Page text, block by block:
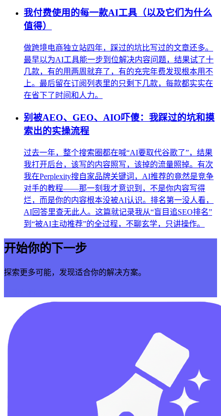
我付费使用的每一款AI工具（以及它们为什么
值得）
做跨境电商独立站四年，踩过的坑比写过的文章还多。
最早以为AI工具能一步到位解决内容问题，结果试了十
几款，有的用两周就弃了，有的充完年费发现根本用不
上。最后留在订阅列表里的只剩下几款，每款都实实在
在省下了时间和人力。
别被AEO、GEO、AIO吓傻：我踩过的坑和摸
索出的实操流程
过去一年，整个搜索圈都在喊“AI要取代谷歌了”，结果
我打开后台，该写的内容照写，该掉的流量照掉。有次
我在Perplexity搜自家品牌关键词，AI推荐的竟然是竞争
对手的教程——那一刻我才意识到，不是你内容写得
烂，而是你的内容根本没被AI认识。排名第一没人看，
AI回答里查无此人。这篇就记录我从“盲目追SEO排名”
到“被AI主动推荐”的全过程，不聊玄学，只讲操作。
开始你的下一步
探索更多可能，发现适合你的解决方案。